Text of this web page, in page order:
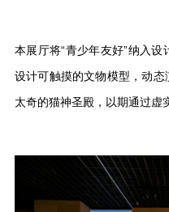
本展厅将“青少年友好”纳入设
设计可触摸的文物模型，动
太奇的猫神圣殿，以期通过虚